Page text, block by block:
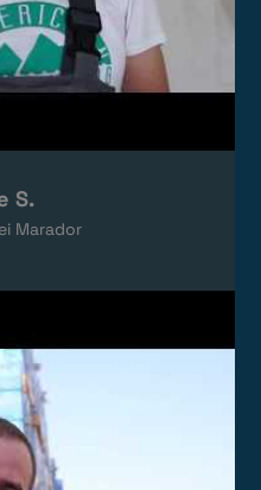
eingebettet.
S.
Marador